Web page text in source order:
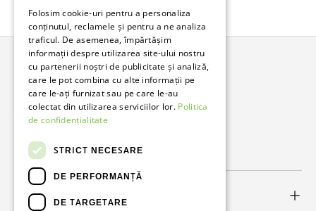
Înapoi în sus
Bunzl Romania
Soluții complete pentru afacerea ta.
FacebookLinkedIn
Link-uri utile
Folosim cookie-uri pentru a personaliza
conținutul, reclamele și pentru a ne analiza
traficul. De asemenea, împărtășim
informații despre utilizarea site-ului nostru
cu partenerii noștri de publicitate și analiză,
care le pot combina cu alte informații pe
care le-ați furnizat sau pe care le-au
colectat din utilizarea serviciilor lor. Politica
de confidențialitate
STRICT NECESARE
DE PERFORMANȚĂ
DE TARGETARE